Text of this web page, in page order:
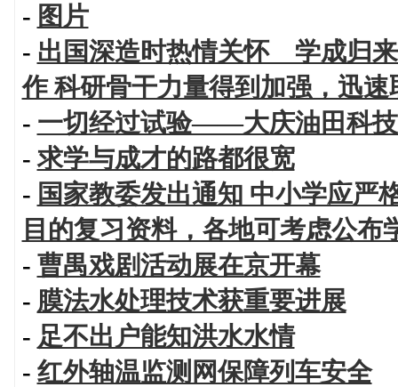
- 图片
- 出国深造时热情关怀 学成归
作 科研骨干力量得到加强，迅
- 一切经过试验——大庆油田科
-求学与成才的路都很宽
- 国家教委发出通知 中小学应严
目的复习资料，各地可考虑公布
- 曹禺戏剧活动展在京开幕
- 膜法水处理技术获重要进展
- 足不出户能知洪水水情
- 红外轴温监测网保障列车安全